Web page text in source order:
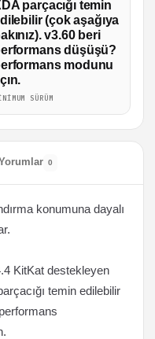
parçacığı temin
(çok aşağıya
v3.60 beri
düşüşü?
modunu
SÜRÜM
0
konumuna dayalı
KitKat destekleyen
temin edilebilir